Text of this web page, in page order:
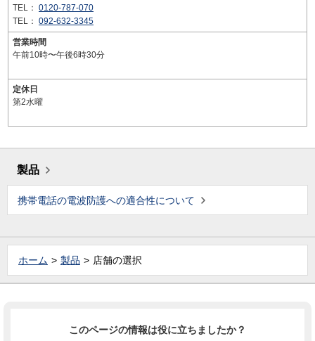
TEL： 0120-787-070
TEL： 092-632-3345
営業時間
午前10時〜午後6時30分
定休日
第2水曜
製品
携帯電話の電波防護への適合性について
ホーム 製品 店舗の選択
このページの情報は役に立ちましたか？